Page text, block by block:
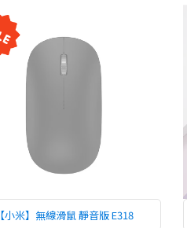
【小米】無線滑鼠 靜音版 E318